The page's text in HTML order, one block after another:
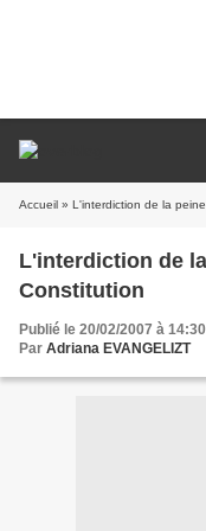
Accueil » L'interdiction de la
L'interdiction de
Constitution
Publié le 20/02/2007 à 14:30
Par Adriana EVANGELIZT